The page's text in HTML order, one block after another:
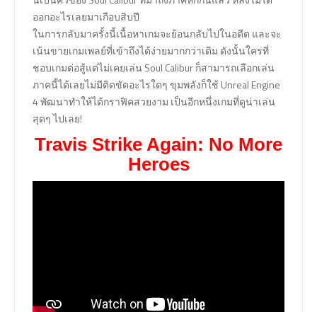
ออกอะไรเลยมาเกือบสิบปี
ในการกลับมาครั้งนี้เนื้อหาเกมจะย้อนกลับไปในอดีต และจะ
เน้นขายเกมเพลย์ที่เข้าถึงได้ง่ายมากกว่าเดิม ดังนั้นใครที่
ชอบเกมต่อสู้แต่ไม่เคยเล่น Soul Calibur ก็สามารถเลือกเล่น
ภาคนี้ได้เลยไม่มีติดขัดอะไรใดๆ ขุมพลังก็ใช้ Unreal Engine
4 พัฒนาทำให้ได้กราฟิคสวยงาม เป็นอีกหนึ่งเกมที่ดูน่าเล่น
สุดๆ ไปเลย!
Travis Strike Again: No More
Heroes